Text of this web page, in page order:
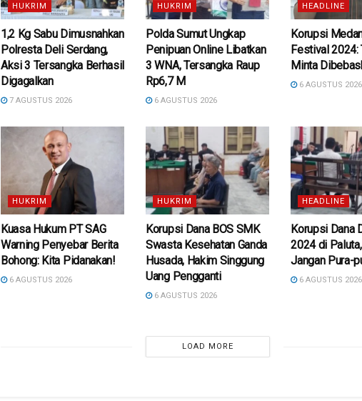
HUKRIM
1,2 Kg Sabu Dimusnahkan
Polresta Deli Serdang,
Aksi 3 Tersangka Berhasil
Digagalkan
7 AGUSTUS 2026
HUKRIM
Polda Sumut Ungkap
Penipuan Online Libatkan
3 WNA, Tersangka Raup
Rp6,7 M
6 AGUSTUS 2026
HEADLINE
Korupsi
Festival 2024:
Minta
6 AGUSTUS 2026
HUKRIM
Kuasa Hukum PT SAG
Warning Penyebar Berita
Bohong: Kita Pidanakan!
6 AGUSTUS 2026
HUKRIM
Korupsi Dana BOS SMK
Swasta Kesehatan Ganda
Husada, Hakim Singgung
Uang Pengganti
6 AGUSTUS 2026
HEADLINE
Korupsi Dana
2024 di
Jangan Pura-
6 AGUSTUS 2026
LOAD MORE